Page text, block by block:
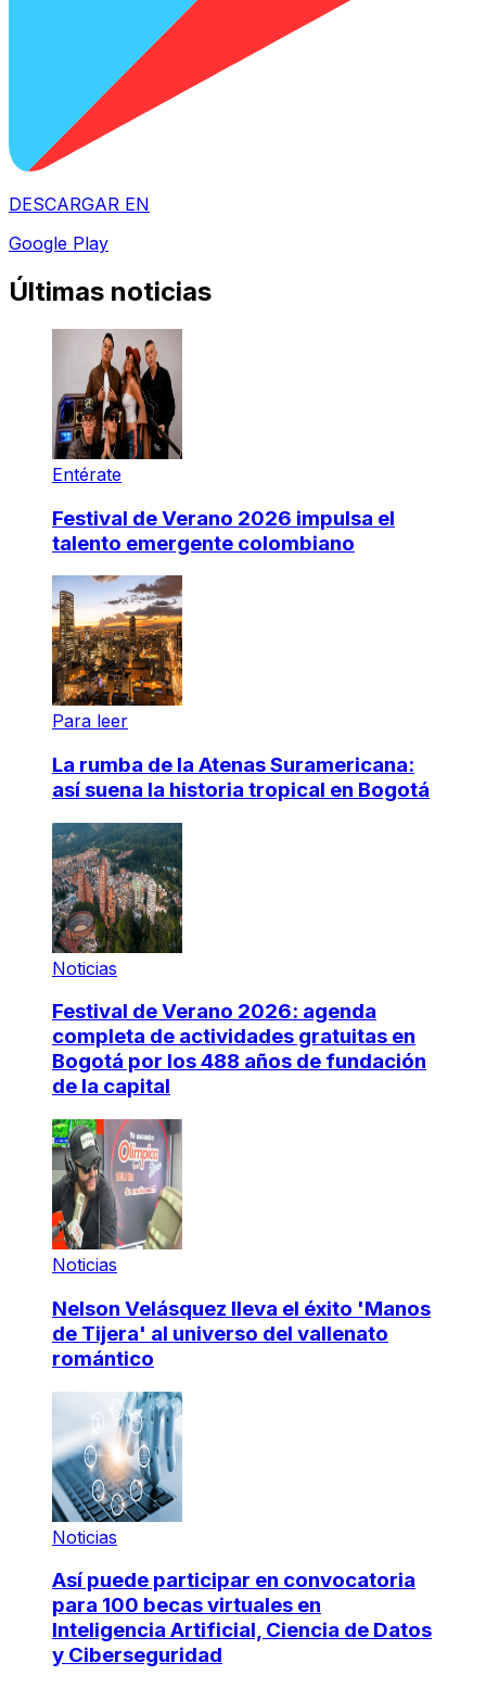
DESCARGAR EN
Google Play
Últimas noticias
Entérate
Festival de Verano 2026 impulsa el
talento emergente colombiano
Para leer
La rumba de la Atenas Suramericana:
así suena la historia tropical en Bogotá
Noticias
Festival de Verano 2026: agenda
completa de actividades gratuitas en
Bogotá por los 488 años de fundación
de la capital
Noticias
Nelson Velásquez lleva el éxito 'Manos
de Tijera' al universo del vallenato
romántico
Noticias
Así puede participar en convocatoria
para 100 becas virtuales en
Inteligencia Artificial, Ciencia de Datos
y Ciberseguridad